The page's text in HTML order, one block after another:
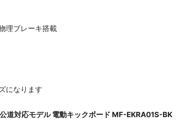
理ブレーキ搭載
になります
道対応モデル 電動キックボード MF-EKRA01S-BK